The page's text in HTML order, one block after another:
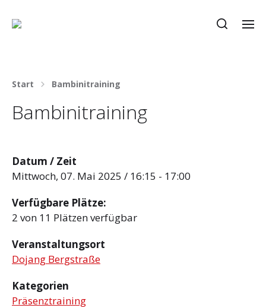
Start Bambinitraining
Bambinitraining
Datum / Zeit
Mittwoch, 07. Mai 2025 / 16:15 - 17:00
Verfügbare Plätze:
2 von 11 Plätzen verfügbar
Veranstaltungsort
Dojang Bergstraße
Kategorien
Präsenztraining